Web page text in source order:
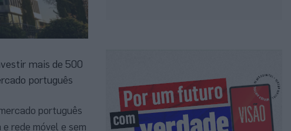
mais de 500
português
português
rede móvel e sem